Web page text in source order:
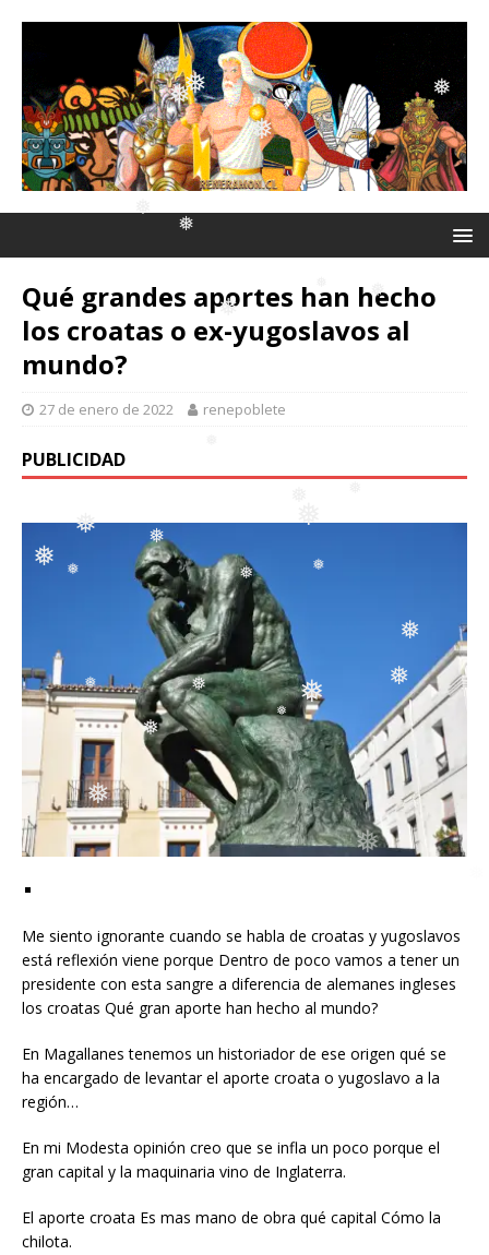
❅
❅
❅
❅
❅
❅
❅
❅
❅
❅
❅
❅
❅
❅
❅
❅
❅ ❅
❅
❅
Qué grandes aportes han hecho
los croatas o ex-yugoslavos al
mundo?
27 de enero de 2022 renepoblete
PUBLICIDAD
Me siento ignorante cuando se habla de croatas y yugoslavos
está reflexión viene porque Dentro de poco vamos a tener un
presidente con esta sangre a diferencia de alemanes ingleses
los croatas Qué gran aporte han hecho al mundo?
En Magallanes tenemos un historiador de ese origen qué se
ha encargado de levantar el aporte croata o yugoslavo a la
región…
En mi Modesta opinión creo que se infla un poco porque el
gran capital y la maquinaria vino de Inglaterra.
El aporte croata Es mas mano de obra qué capital Cómo la
chilota.